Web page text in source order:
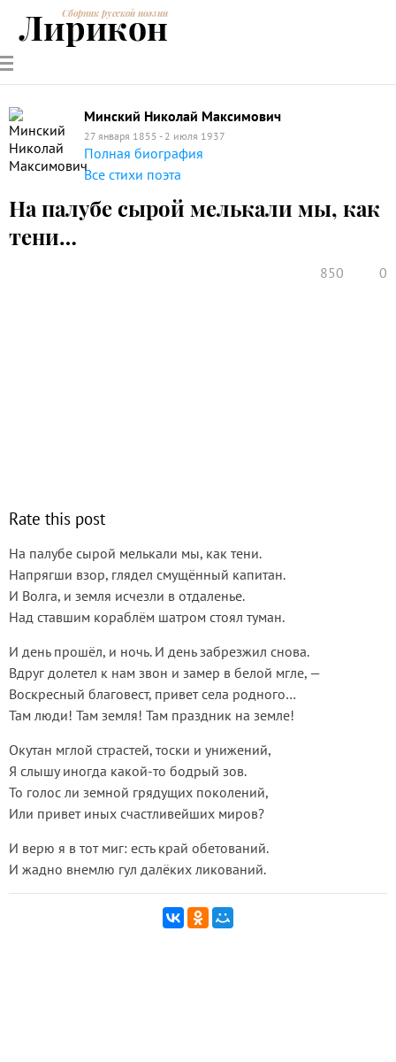
РУССКИЕ
ПОЭТЫ
СОВРЕМЕННИКИЭНЦИКЛОПЕДИЯ
ПОЭЗИИ
Сборник русской поэзии
Лирикон
Минский Николай Максимович
27 января 1855 - 2 июля 1937
Полная биография
Все стихи поэта
На палубе сырой мелькали мы, как
тени…
850 0
Rate this post
На палубе сырой мелькали мы, как тени.
Напрягши взор, глядел смущённый капитан.
И Волга, и земля исчезли в отдаленье.
Над ставшим кораблём шатром стоял туман.
И день прошёл, и ночь. И день забрезжил снова.
Вдруг долетел к нам звон и замер в белой мгле, —
Воскресный благовест, привет села родного…
Там люди! Там земля! Там праздник на земле!
Окутан мглой страстей, тоски и унижений,
Я слышу иногда какой-то бодрый зов.
То голос ли земной грядущих поколений,
Или привет иных счастливейших миров?
И верю я в тот миг: есть край обетований.
И жадно внемлю гул далёких ликований.